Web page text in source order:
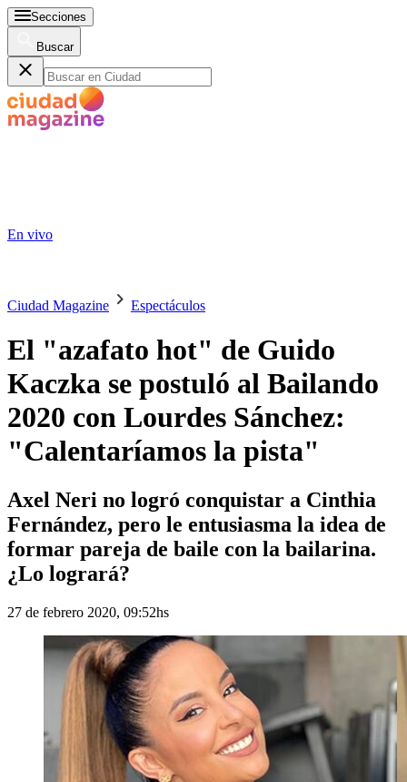
Secciones
Buscar
En vivo
Ciudad Magazine Espectáculos
El "azafato hot" de Guido
Kaczka se postuló al Bailando
2020 con Lourdes Sánchez:
"Calentaríamos la pista"
Axel Neri no logró conquistar a Cinthia
Fernández, pero le entusiasma la idea de
formar pareja de baile con la bailarina.
¿Lo logrará?
27 de febrero 2020, 09:52hs